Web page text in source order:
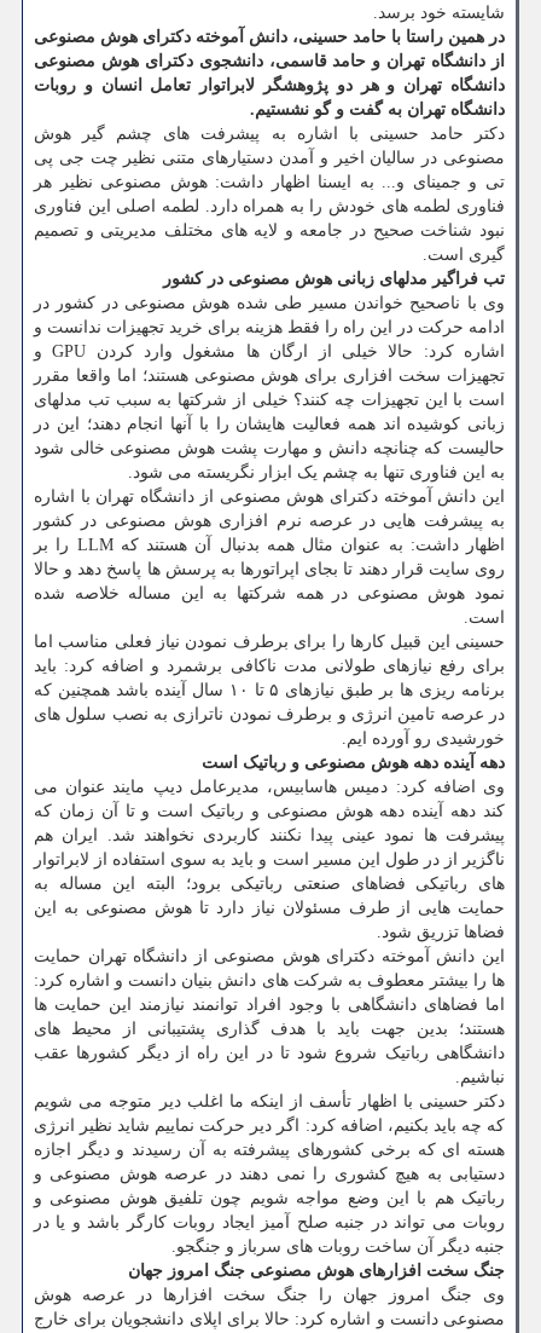
شایسته خود برسد.
در همین راستا با حامد حسینی، دانش آموخته دکترای هوش مصنوعی
از دانشگاه تهران و حامد قاسمی، دانشجوی دکترای هوش مصنوعی
دانشگاه تهران و هر دو پژوهشگر لابراتوار تعامل انسان و روبات
دانشگاه تهران به گفت و گو نشستیم.
دکتر حامد حسینی با اشاره به پیشرفت های چشم گیر هوش
مصنوعی در سالیان اخیر و آمدن دستیارهای متنی نظیر چت جی پی
تی و جمینای و... به ایسنا اظهار داشت: هوش مصنوعی نظیر هر
فناوری لطمه های خودش را به همراه دارد. لطمه اصلی این فناوری
نبود شناخت صحیح در جامعه و لایه های مختلف مدیریتی و تصمیم
گیری است.
تب فراگیر مدلهای زبانی هوش مصنوعی در کشور
وی با ناصحیح خواندن مسیر طی شده هوش مصنوعی در کشور در
ادامه حرکت در این راه را فقط هزینه برای خرید تجهیزات ندانست و
اشاره کرد: حالا خیلی از ارگان ها مشغول وارد کردن GPU و
تجهیزات سخت افزاری برای هوش مصنوعی هستند؛ اما واقعا مقرر
است با این تجهیزات چه کنند؟ خیلی از شرکتها به سبب تب مدلهای
زبانی کوشیده اند همه فعالیت هایشان را با آنها انجام دهند؛ این در
حالیست که چنانچه دانش و مهارت پشت هوش مصنوعی خالی شود
به این فناوری تنها به چشم یک ابزار نگریسته می شود.
این دانش آموخته دکترای هوش مصنوعی از دانشگاه تهران با اشاره
به پیشرفت هایی در عرصه نرم افزاری هوش مصنوعی در کشور
اظهار داشت: به عنوان مثال همه بدنبال آن هستند که LLM را بر
روی سایت قرار دهند تا بجای اپراتورها به پرسش ها پاسخ دهد و حالا
نمود هوش مصنوعی در همه شرکتها به این مساله خلاصه شده
است.
حسینی این قبیل کارها را برای برطرف نمودن نیاز فعلی مناسب اما
برای رفع نیازهای طولانی مدت ناکافی برشمرد و اضافه کرد: باید
برنامه ریزی ها بر طبق نیازهای ۵ تا ۱۰ سال آینده باشد همچنین که
در عرصه تامین انرژی و برطرف نمودن ناترازی به نصب سلول های
خورشیدی رو آورده ایم.
دهه آینده دهه هوش مصنوعی و رباتیک است
وی اضافه کرد: دمیس هاسابیس، مدیرعامل دیپ مایند عنوان می
کند دهه آینده دهه هوش مصنوعی و رباتیک است و تا آن زمان که
پیشرفت ها نمود عینی پیدا نکنند کاربردی نخواهند شد. ایران هم
ناگزیر از در طول این مسیر است و باید به سوی استفاده از لابراتوار
های رباتیکی فضاهای صنعتی رباتیکی برود؛ البته این مساله به
حمایت هایی از طرف مسئولان نیاز دارد تا هوش مصنوعی به این
فضاها تزریق شود.
این دانش آموخته دکترای هوش مصنوعی از دانشگاه تهران حمایت
ها را بیشتر معطوف به شرکت های دانش بنیان دانست و اشاره کرد:
اما فضاهای دانشگاهی با وجود افراد توانمند نیازمند این حمایت ها
هستند؛ بدین جهت باید با هدف گذاری پشتیبانی از محیط های
دانشگاهی رباتیک شروع شود تا در این راه از دیگر کشورها عقب
نباشیم.
دکتر حسینی با اظهار تأسف از اینکه ما اغلب دیر متوجه می شویم
که چه باید بکنیم، اضافه کرد: اگر دیر حرکت نماییم شاید نظیر انرژی
هسته ای که برخی کشورهای پیشرفته به آن رسیدند و دیگر اجازه
دستیابی به هیچ کشوری را نمی دهند در عرصه هوش مصنوعی و
رباتیک هم با این وضع مواجه شویم چون تلفیق هوش مصنوعی و
روبات می تواند در جنبه صلح آمیز ایجاد روبات کارگر باشد و یا در
جنبه دیگر آن ساخت روبات های سرباز و جنگجو.
جنگ سخت افزارهای هوش مصنوعی جنگ امروز جهان
وی جنگ امروز جهان را جنگ سخت افزارها در عرصه هوش
مصنوعی دانست و اشاره کرد: حالا برای اپلای دانشجویان برای خارج